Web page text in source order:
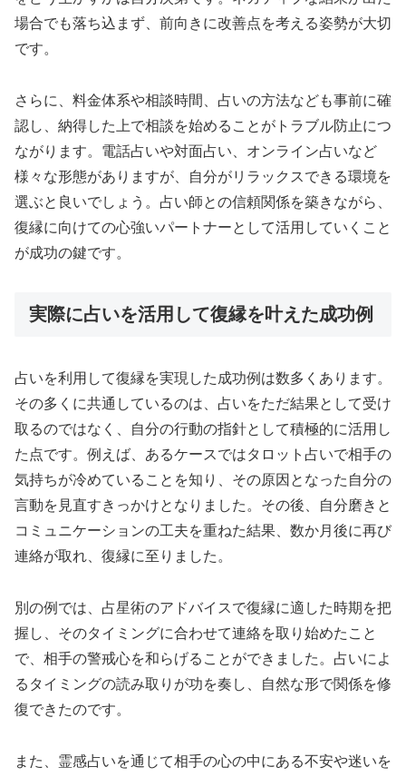
場合でも落ち込まず、前向きに改善点を考える姿勢が大切
です。
さらに、料金体系や相談時間、占いの方法なども事前に確
認し、納得した上で相談を始めることがトラブル防止につ
ながります。電話占いや対面占い、オンライン占いなど
様々な形態がありますが、自分がリラックスできる環境を
選ぶと良いでしょう。占い師との信頼関係を築きながら、
復縁に向けての心強いパートナーとして活用していくこと
が成功の鍵です。
実際に占いを活用して復縁を叶えた成功例
占いを利用して復縁を実現した成功例は数多くあります。
その多くに共通しているのは、占いをただ結果として受け
取るのではなく、自分の行動の指針として積極的に活用し
た点です。例えば、あるケースではタロット占いで相手の
気持ちが冷めていることを知り、その原因となった自分の
言動を見直すきっかけとなりました。その後、自分磨きと
コミュニケーションの工夫を重ねた結果、数か月後に再び
連絡が取れ、復縁に至りました。
別の例では、占星術のアドバイスで復縁に適した時期を把
握し、そのタイミングに合わせて連絡を取り始めたこと
で、相手の警戒心を和らげることができました。占いによ
るタイミングの読み取りが功を奏し、自然な形で関係を修
復できたのです。
また、霊感占いを通じて相手の心の中にある不安や迷いを